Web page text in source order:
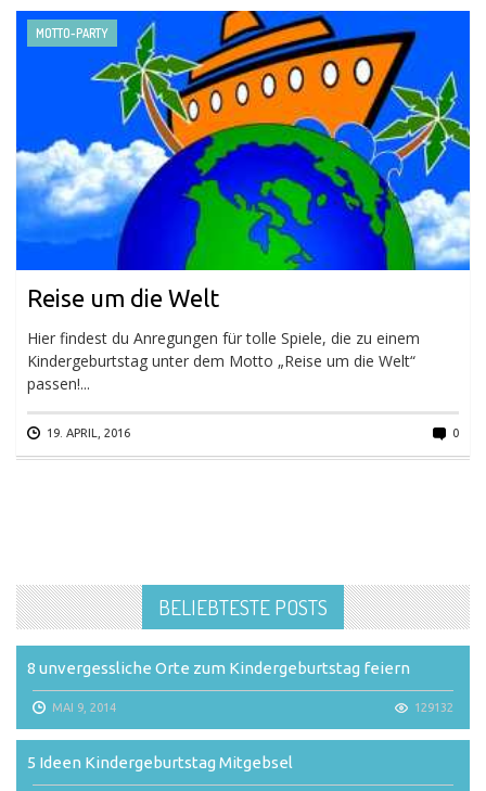
MOTTO-PARTY
Reise um die Welt
Hier findest du Anregungen für tolle Spiele, die zu einem
Kindergeburtstag unter dem Motto „Reise um die Welt“
passen!...
19. APRIL, 2016 0
BELIEBTESTE POSTS
8 unvergessliche Orte zum Kindergeburtstag feiern
MAI 9, 2014 129132
5 Ideen Kindergeburtstag Mitgebsel